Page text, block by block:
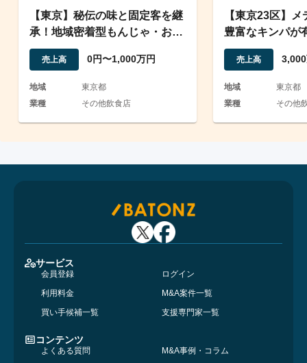
【東京】秘伝の味と固定客を継
承！地域密着型もんじゃ・お好
み焼き店の事業譲渡
売上高 0円〜1,000万円
地域
東京都
業種
その他飲食店
【東京23区】
豊富なキンパが
能事務所からも
売上高
地域
東京都
業種
その他
サービス
会員登録
ログイン
利用料金
M&A案件一覧
買い手候補一覧
支援専門家一覧
コンテンツ
よくある質問
M&A事例・コラム